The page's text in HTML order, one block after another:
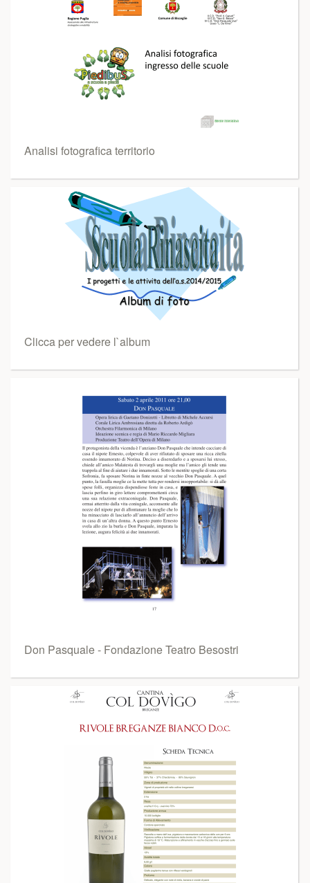
Analisi fotografica territorio
Clicca per vedere l`album
Don Pasquale - Fondazione Teatro Besostri